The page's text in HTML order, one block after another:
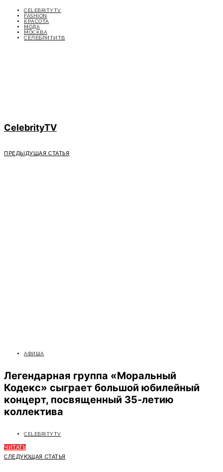
CELEBRITYTV
FASHION
КРАСОТА
МОДА
МОСКВА
СЕЛЕБРИТИТВ
CelebrityTV
ПРЕДЫДУЩАЯ СТАТЬЯ
АФИША
Легендарная группа «Моральный
Кодекс» сыграет большой юбилейный
концерт, посвященный 35-летию
коллектива
CELEBRITYTV
ЧИТАТЬ
СЛЕДУЮЩАЯ СТАТЬЯ